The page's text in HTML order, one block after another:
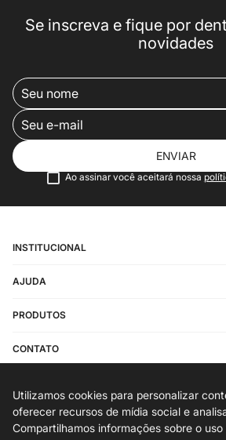
Utilizamos cookies para personalizar
oferecer recursos de mídia social e
Compartilhamos informações sobre o
Se inscreva e fique por
novidades
ENVIAR
Ao assinar você aceitará nossa
INSTITUCIONAL
AJUDA
PRODUTOS
CONTATO